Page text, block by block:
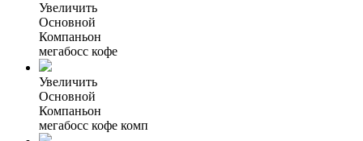
Увеличить
Основной
Компаньон
мегабосс кофе
Увеличить
Основной
Компаньон
мегабосс кофе комп